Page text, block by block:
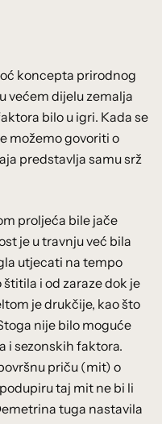
koncepta prirodnog
većem dijelu zemalja
bilo u igri. Kada se
možemo govoriti o
predstavlja samu srž
proljeća bile jače
je u travnju već bila
utjecati na tempo
i od zaraze dok je
je drukčije, kao što
nije bilo moguće
i sezonskih faktora.
priču (mit) o
taj mit ne bi li
tuga nastavila